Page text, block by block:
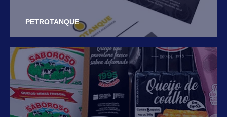
PETROTANQUE